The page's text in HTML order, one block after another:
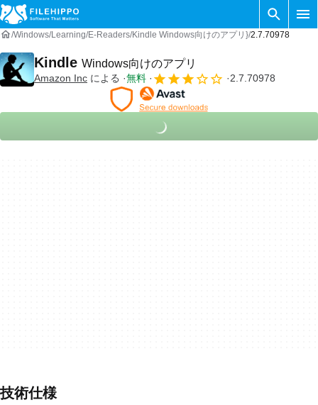
Windows Learning E-Readers Kindle Windows向けのアプリ} 2.7.70978
Kindle Windows向けのアプリ
Amazon Inc による 無料 2.7.70978
技術仕様